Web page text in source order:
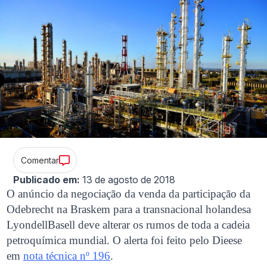
Comentar
Publicado em: 13 de agosto de 2018
O anúncio da negociação da venda da participação da
Odebrecht na Braskem para a transnacional holandesa
LyondellBasell deve alterar os rumos de toda a cadeia
petroquímica mundial. O alerta foi feito pelo Dieese
emnota técnica nº 196.